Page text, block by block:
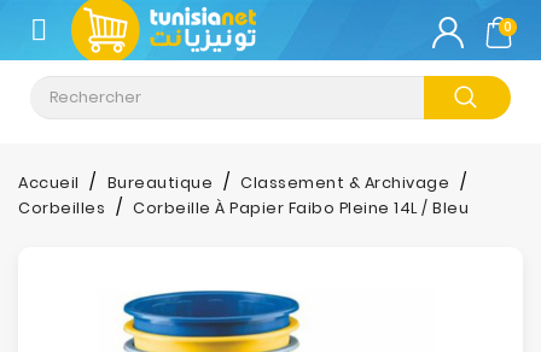
CATÉGORIE
Climatisation
Informatique
Impression
0
Accueil Bureautique
Classement & Archivage
Corbeilles
Corbeille À Papier Faibo Pleine 14L / Bleu